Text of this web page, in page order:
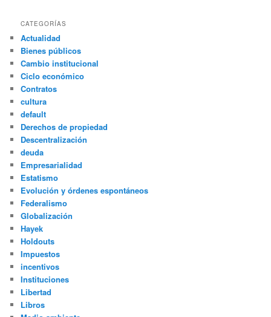
CATEGORÍAS
Actualidad
Bienes públicos
Cambio institucional
Ciclo económico
Contratos
cultura
default
Derechos de propiedad
Descentralización
deuda
Empresarialidad
Estatismo
Evolución y órdenes espontáneos
Federalismo
Globalización
Hayek
Holdouts
Impuestos
incentivos
Instituciones
Libertad
Libros